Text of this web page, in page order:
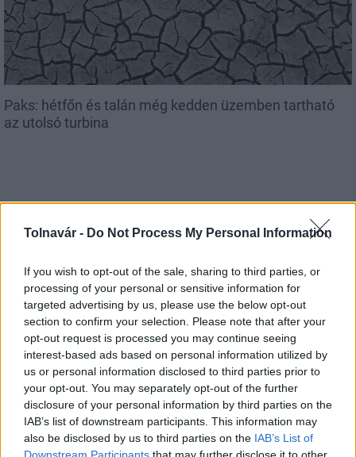
Tolnavár - Do Not Process My Personal Information
If you wish to opt-out of the sale, sharing to third parties, or
processing of your personal or sensitive information for
targeted advertising by us, please use the below opt-out
section to confirm your selection. Please note that after your
opt-out request is processed you may continue seeing
interest-based ads based on personal information utilized by
us or personal information disclosed to third parties prior to
your opt-out. You may separately opt-out of the further
disclosure of your personal information by third parties on the
IAB’s list of downstream participants. This information may
also be disclosed by us to third parties on the IAB’s List of
Downstream Participants that may further disclose it to other
Paks: hétfőn és talán még kedden üzemben tartható
az utolsó turbina
Az atomerőmű egyetlen hatása a környezetre, hogy a
Duna vizét némileg felmelegíti